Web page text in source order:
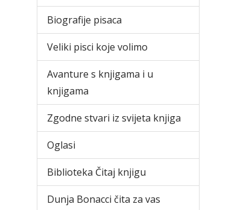
Biografije pisaca
Veliki pisci koje volimo
Avanture s knjigama i u
knjigama
Zgodne stvari iz svijeta knjiga
Oglasi
Biblioteka Čitaj knjigu
Dunja Bonacci čita za vas